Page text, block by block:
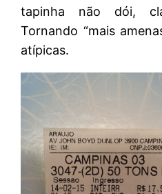
tapinha não dói,
Tornando “mais
atípicas.